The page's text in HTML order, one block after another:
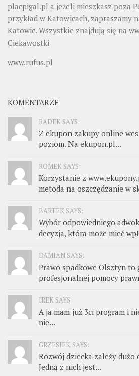
placpigal.pl a jeżeli mieszkasz poza
przykład w Katowicach, zapraszamy
Katowic. Wszystkie znajdują się na
Ciekawostki
www.rufus.pl
KOMENTARZE
RADEK SAYS:
Z ekupon zakupy online
poziom. Na ekupon.pl...
ROMEK SAYS:
Korzystanie z
metoda na oszczędzanie w
BARTEK SAYS:
Wybór odpowiedniego
decyzja, która może mieć
DAMIAN SAYS:
Prawo spadkowe Olsztyn to
profesjonalnej pomocy
IREK SAYS:
A ja mam już 3ci program i
nie...
GRZESIEK SAYS:
Rozwój dziecka zależy dużo
Jedną z nich jest...